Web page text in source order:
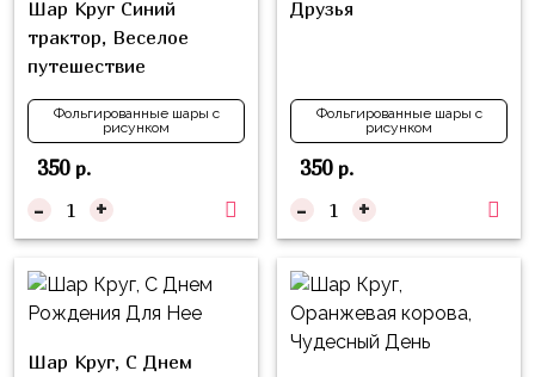
Шар Круг Синий
трактор, Веселое
путешествие
Фольгированные шары с
рисунком
350р.
- +
Друзья
Фольгированные шары с
рисунком
350р.
- +
Шар Круг, С Днем
Куклы
ЛОЛ
Него
Для
Мишка
Транспорт
Техника